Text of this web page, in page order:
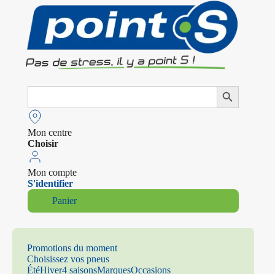
Search
Search Button
Mon centre
Choisir
Mon compte
S'identifier
Panier
Promotions du moment
Choisissez vos pneus
ÉtéHiver4 saisonsMarquesOccasions